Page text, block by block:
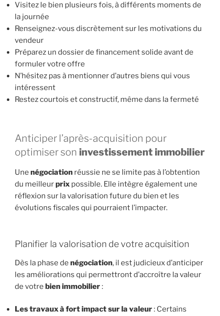
Visitez le bien plusieurs fois, à différents moments de
la journée
Renseignez-vous discrètement sur les motivations du
vendeur
Préparez un dossier de financement solide avant de
formuler votre offre
N’hésitez pas à mentionner d’autres biens qui vous
intéressent
Restez courtois et constructif, même dans la fermeté
Anticiper l’après-acquisition pour
optimiser son investissement immobilier
Une négociation réussie ne se limite pas à l’obtention
du meilleurprix possible. Elle intègre également une
réflexion sur la valorisation future du bien et les
évolutions fiscales qui pourraient l’impacter.
Planifier la valorisation de votre acquisition
Dès la phase de négociation, il est judicieux d’anticiper
les améliorations qui permettront d’accroître la valeur
de votre bien immobilier:
Les travaux à fort impact sur la valeur: Certains